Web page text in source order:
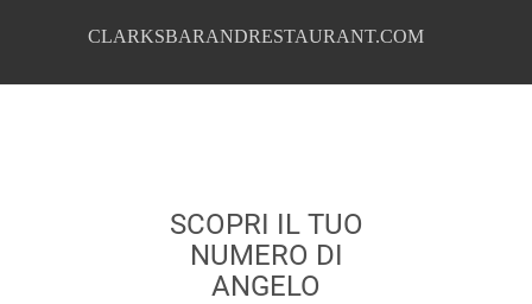
CLARKSBARANDRESTAURANT.COM
SCOPRI IL TUO
NUMERO DI
ANGELO